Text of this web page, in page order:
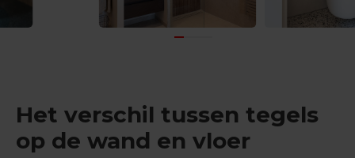
Het verschil tussen tegels
op de wand en vloer